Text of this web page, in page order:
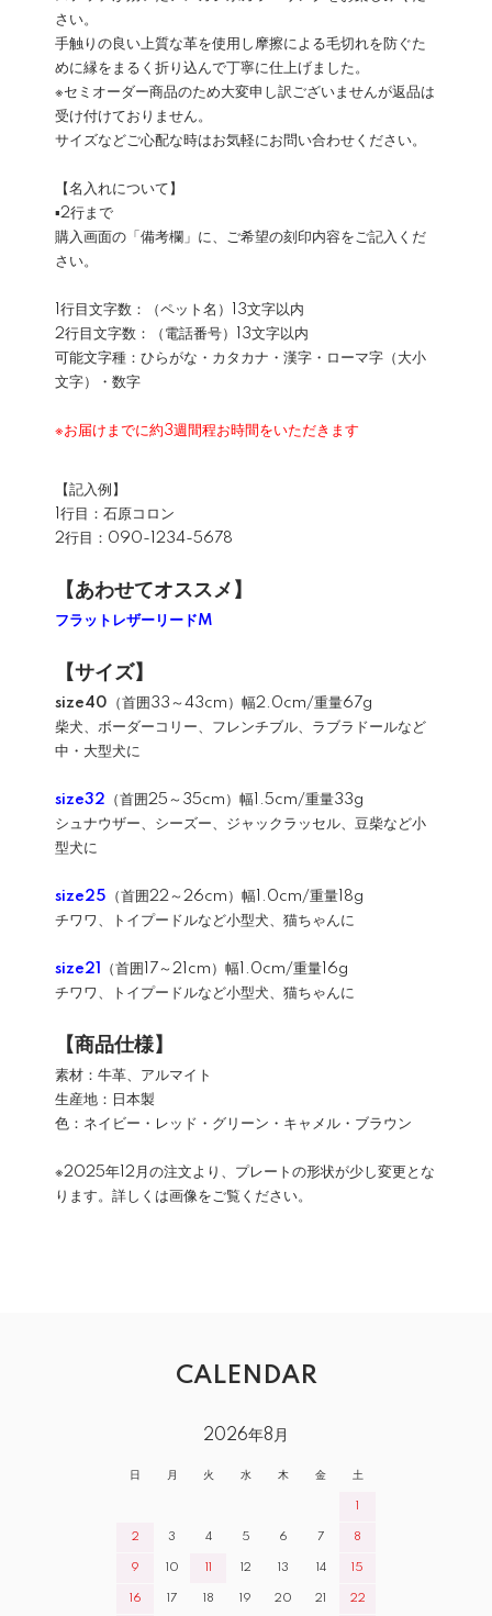
さい。
手触りの良い上質な革を使用し摩擦による毛切れを防ぐた
めに縁をまるく折り込んで丁寧に仕上げました。
※セミオーダー商品のため大変申し訳ございませんが返品は
受け付けておりません。
サイズなどご心配な時はお気軽にお問い合わせください。
【名入れについて】
▪2行まで
購入画面の「備考欄」に、ご希望の刻印内容をご記入くだ
さい。
1行目文字数：（ペット名）13文字以内
2行目文字数：（電話番号）13文字以内
可能文字種：ひらがな・カタカナ・漢字・ローマ字（大小
文字）・数字
※お届けまでに約3週間程お時間をいただきます
【記入例】
1行目：石原コロン
2行目：090-1234-5678
【あわせてオススメ】
フラットレザーリードM
【サイズ】
size40 （首囲33～43cm）幅2.0cm/重量67g
柴犬、ボーダーコリー、フレンチブル、ラブラドールなど
中・大型犬に
size32 （首囲25～35cm）幅1.5cm/重量33g
シュナウザー、シーズー、ジャックラッセル、豆柴など小
型犬に
size25 （首囲22～26cm）幅1.0cm/重量18g
チワワ、トイプードルなど小型犬、猫ちゃんに
size21
（首囲17～21cm）幅1.0cm/重量16g
チワワ、トイプードルなど小型犬、猫ちゃんに
【商品仕様】
素材：牛革、アルマイト
生産地：日本製
色：ネイビー・レッド・グリーン・キャメル・ブラウン
※2025年12月の注文より、プレートの形状が少し変更とな
ります。詳しくは画像をご覧ください。
CALENDAR
2026年8月
日 月 火 水 木 金 土
1
2 3 4 5 6 7 8
9 10 11 12 13 14 15
16 17 18 19 20 21 22